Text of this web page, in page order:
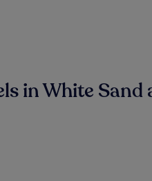
in White Sand